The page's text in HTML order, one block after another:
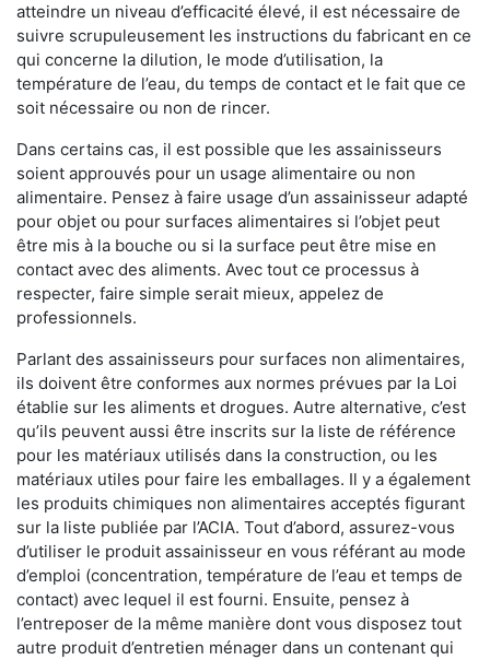
atteindre un niveau d’efficacité élevé, il est nécessaire de
suivre scrupuleusement les instructions du fabricant en ce
qui concerne la dilution, le mode d’utilisation, la
température de l’eau, du temps de contact et le fait que ce
soit nécessaire ou non de rincer.
Dans certains cas, il est possible que les assainisseurs
soient approuvés pour un usage alimentaire ou non
alimentaire. Pensez à faire usage d’un assainisseur adapté
pour objet ou pour surfaces alimentaires si l’objet peut
être mis à la bouche ou si la surface peut être mise en
contact avec des aliments. Avec tout ce processus à
respecter, faire simple serait mieux, appelez de
professionnels.
Parlant des assainisseurs pour surfaces non alimentaires,
ils doivent être conformes aux normes prévues par la Loi
établie sur les aliments et drogues. Autre alternative, c’est
qu’ils peuvent aussi être inscrits sur la liste de référence
pour les matériaux utilisés dans la construction, ou les
matériaux utiles pour faire les emballages. Il y a également
les produits chimiques non alimentaires acceptés figurant
sur la liste publiée par l’ACIA. Tout d’abord, assurez-vous
d’utiliser le produit assainisseur en vous référant au mode
d’emploi (concentration, température de l’eau et temps de
contact) avec lequel il est fourni. Ensuite, pensez à
l’entreposer de la même manière dont vous disposez tout
autre produit d’entretien ménager dans un contenant qui